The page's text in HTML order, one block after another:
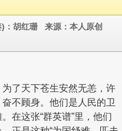
： 胡红珊 来源： 本人原创
了天下苍生安然无恙，许
不顾身。他们是人民的卫
在这张“群英谱”里，他们